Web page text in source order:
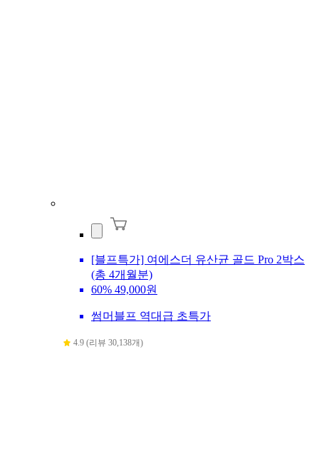
[블프특가] 여에스더 유산균 골드 Pro 2박스
(총 4개월분)
60% 49,000원
썸머블프 역대급 초특가
4.9 (리뷰 30,138개)